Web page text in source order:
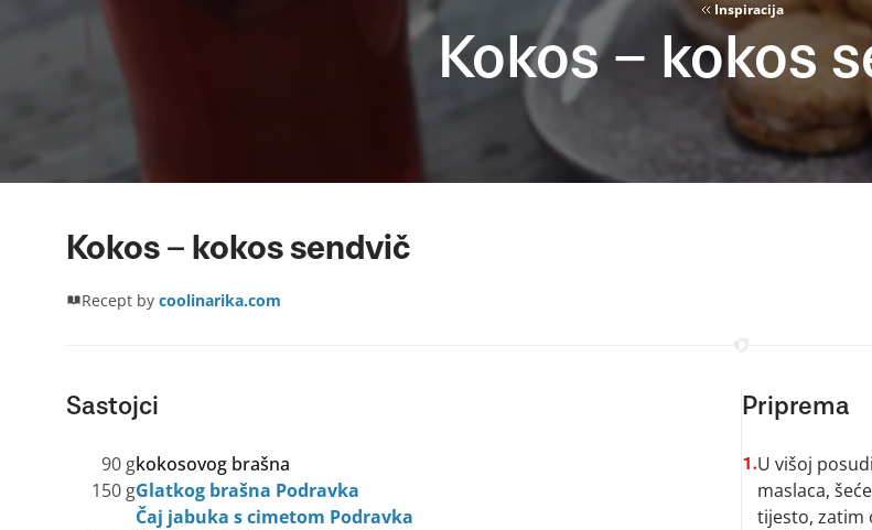
Inspiracija
Kokos – kokos
Kokos – kokos sendvič
Recept by coolinarika.com
Sastojci
90 gkokosovog brašna
150 gGlatkog brašna Podravka
Čaj jabuka s cimetom Podravka
Priprema
1.U višoj
maslaca,
tijesto, zatim